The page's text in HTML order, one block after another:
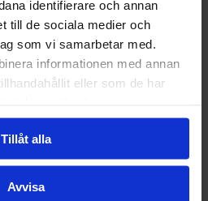
identifierare och annan
till de sociala medier och
som vi samarbetar med.
informationen med annan
eller som de har
Tillåt alla
Avvisa